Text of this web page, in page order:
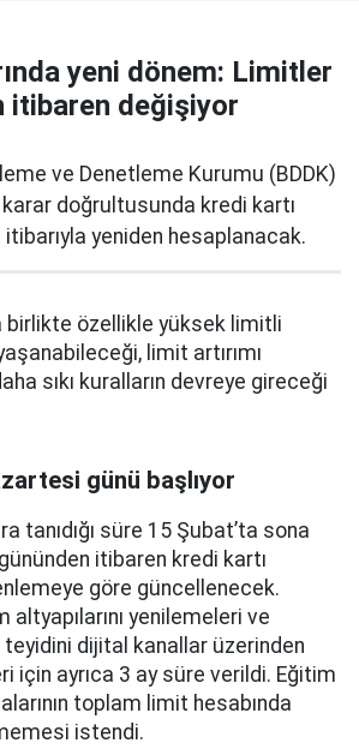
yeni dönem: Limitler
itibaren değişiyor
ve Denetleme Kurumu (BDDK)
karar doğrultusunda kredi kartı
yeniden hesaplanacak.
birlikte özellikle yüksek limitli
limit artırımı
sıkı kuralların devreye gireceği
günü başlıyor
tanıdığı süre 15 Şubat’ta sona
itibaren kredi kartı
göre güncellenecek.
yenilemeleri ve
dijital kanallar üzerinden
için ayrıca 3 ay süre verildi. Eğitim
toplam limit hesabında
istendi.